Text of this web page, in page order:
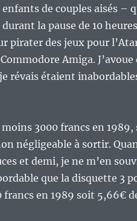
de couples aisés –
la pause de 10
pirater des jeux pour
Amiga. J’avoue
révais étaient
3000 francs en
négligeable à sortir.
et demi, je ne m’en
que la disquette 3
francs en 1989 soit 5,66€